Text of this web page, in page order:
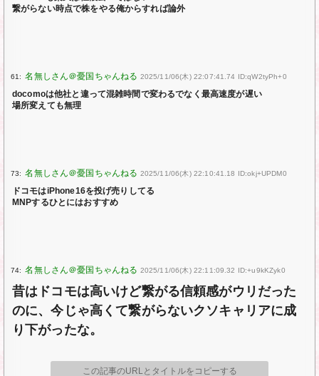
繋がらない時点で株をやる俺からすれば論外
61: 2025/11/06(木) 22:07:41.74 ID:qW2tyPh+0
docomoは他社と違って混雑時間で変わるでなく最高速度が遅い
場所変えても無理
73: 2025/11/06(木) 22:10:41.18 ID:okj+UPDM0
ドコモはiPhone16を投げ売りしてる
MNPするひとにはおすすめ
74: 2025/11/06(木) 22:11:09.32 ID:+u9kKZyk0
昔はドコモは高いけど繋がる信頼感がウリだった
のに、今じゃ高くて繋がらないクソキャリアに成
り下がったな。
この記事のURLとタイトルをコピーする